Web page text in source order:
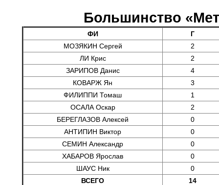
Большинство
ФИ
Г
МОЗЯКИН Сергей
2
ЛИ Крис
2
ЗАРИПОВ Данис
4
КОВАРЖ Ян
3
ФИЛИППИ Томаш
1
ОСАЛА Оскар
2
БЕРЕГЛАЗОВ Алексей
0
АНТИПИН Виктор
0
СЕМИН Александр
0
ХАБАРОВ Ярослав
0
ШАУС Ник
0
ВСЕГО
14